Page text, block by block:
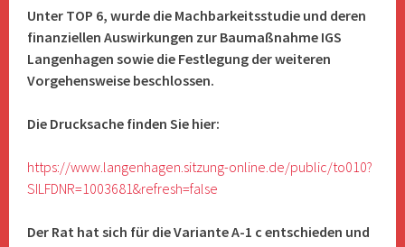
Unter TOP 6, wurde die Machbarkeitsstudie und deren
finanziellen Auswirkungen zur Baumaßnahme IGS
Langenhagen sowie die Festlegung der weiteren
Vorgehensweise beschlossen.
Die Drucksache finden Sie hier:
https://www.langenhagen.sitzung-online.de/public/to010?
SILFDNR=1003681&refresh=false
Der Rat hat sich für die Variante A-1 c entschieden und